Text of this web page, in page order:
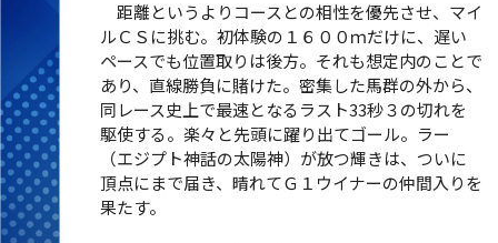
距離というよりコースとの相性を優先させ、マイ
ルＣＳに挑む。初体験の１６００ｍだけに、遅い
ペースでも位置取りは後方。それも想定内のことで
あり、直線勝負に賭けた。密集した馬群の外から、
同レース史上で最速となるラスト33秒３の切れを
駆使する。楽々と先頭に躍り出てゴール。ラー
（エジプト神話の太陽神）が放つ輝きは、ついに
頂点にまで届き、晴れてＧ１ウイナーの仲間入りを
果たす。